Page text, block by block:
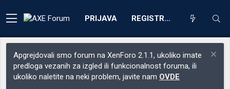
PRIJAVA REGISTRACIJA
Apgrejdovali smo forum na XenForo 2.1.1, ukoliko imate
predloga vezanih za izgled ili funkcionalnost foruma, ili
ukoliko naletite na neki problem, javite nam OVDE